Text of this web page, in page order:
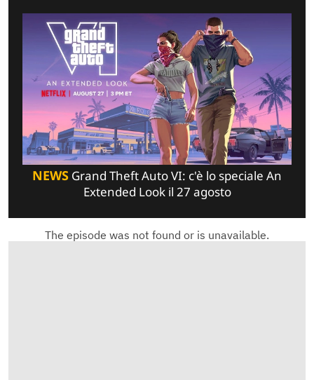
NEWS Grand Theft Auto VI: c'è lo speciale An
Extended Look il 27 agosto